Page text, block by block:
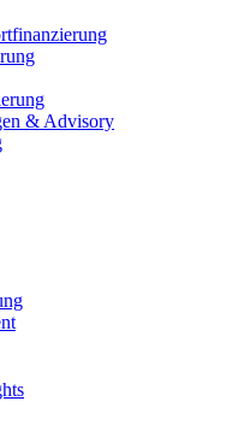
& Advisory